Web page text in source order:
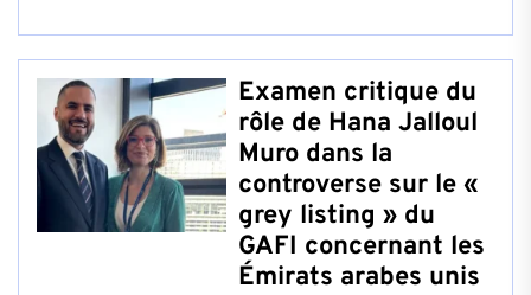
Examen critique du
rôle de Hana Jalloul
Muro dans la
controverse sur le «
grey listing » du
GAFI concernant les
Émirats arabes unis